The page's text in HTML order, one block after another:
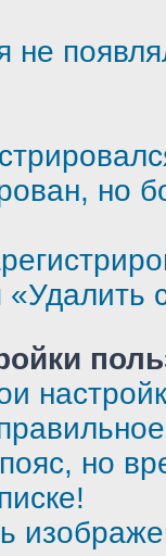
не
но
«Удалить
но